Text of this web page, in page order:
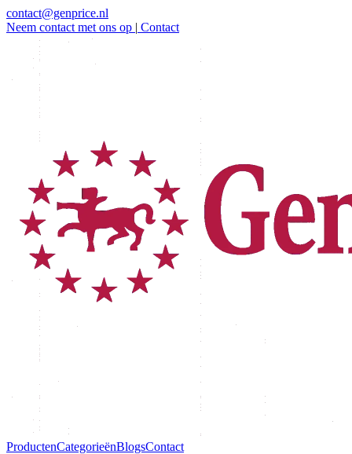
contact@genprice.nl
Neem contact met ons op | Contact
ProductenCategorieënBlogsContact